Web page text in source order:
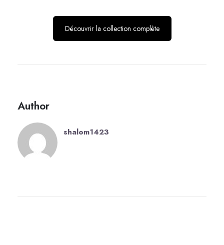
Découvrir la collection complète
Author
shalom1423